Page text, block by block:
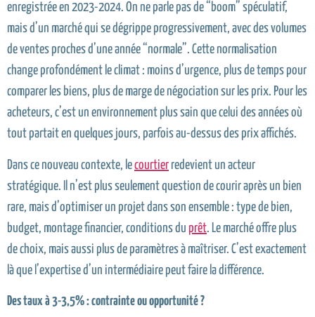
enregistrée en 2023-2024. On ne parle pas de “boom” spéculatif,
mais d’un marché qui se dégrippe progressivement, avec des volumes
de ventes proches d’une année “normale”. Cette normalisation
change profondément le climat : moins d’urgence, plus de temps pour
comparer les biens, plus de marge de négociation sur les prix. Pour les
acheteurs, c’est un environnement plus sain que celui des années où
tout partait en quelques jours, parfois au-dessus des prix affichés.
Dans ce nouveau contexte, lecourtier redevient un acteur
stratégique. Il n’est plus seulement question de courir après un bien
rare, mais d’optimiser un projet dans son ensemble : type de bien,
budget, montage financier, conditions du prêt. Le marché offre plus
de choix, mais aussi plus de paramètres à maîtriser. C’est exactement
là que l’expertise d’un intermédiaire peut faire la différence.
Des tauxà3-3,5% : contrainte ou opportunité?